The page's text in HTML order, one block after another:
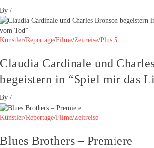
By /
Künstler/Reportage/Filme/Zeitreise/Plus 5
Claudia Cardinale und
begeistern in “Spiel mir das
By /
Künstler/Reportage/Filme/Zeitreise
Blues Brothers – Premiere